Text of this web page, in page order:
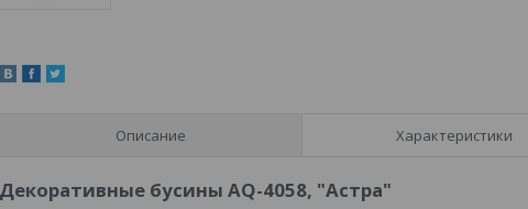
Описание Характеристики
Декоративные бусины AQ-4058, "Астра"